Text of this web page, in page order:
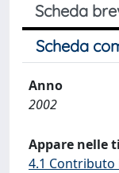
Scheda
Scheda
Anno
2002
Appare nelle
4.1 Contributo